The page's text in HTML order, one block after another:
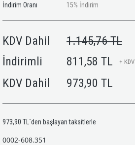
İndirim Oranı
%
15 İndirim
KDV Dahil
1.145,76 TL
İndirimli
811,58 TL + KDV
KDV Dahil 973,90 TL
973,90 TL `den başlayan taksitlerle
0002-608.351